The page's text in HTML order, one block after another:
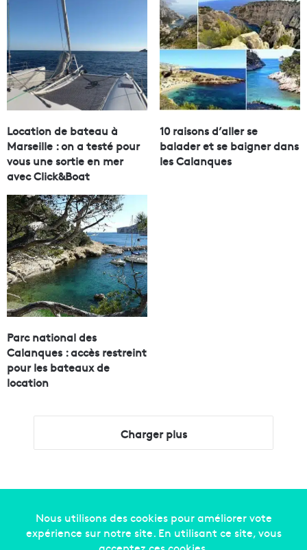
Location de bateau à
Marseille : on a testé pour
vous une sortie en mer
avec Click&Boat
10 raisons d’aller se
balader et se baigner dans
les Calanques
Parc national des
Calanques : accès restreint
pour les bateaux de
location
Charger plus
Copyright © 2014-2022Made in Marseille. Tous droits